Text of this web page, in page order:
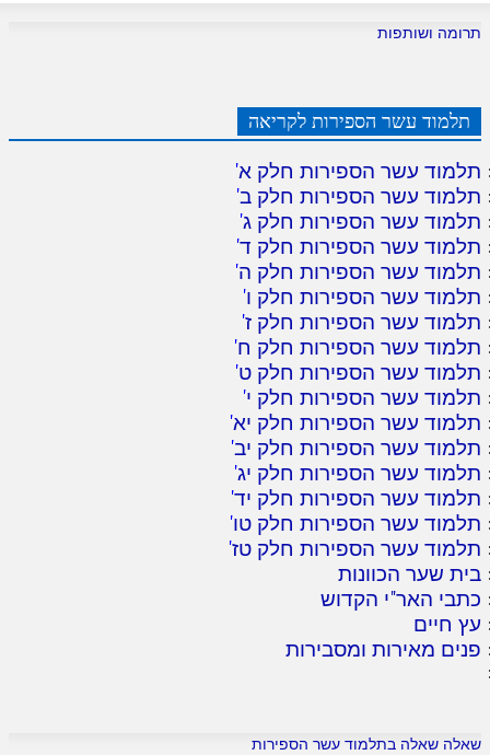
תרומה ושותפות
תלמוד עשר הספירות לקריאה
תלמוד עשר הספירות חלק א'
תלמוד עשר הספירות חלק ב'
תלמוד עשר הספירות חלק ג'
תלמוד עשר הספירות חלק ד'
תלמוד עשר הספירות חלק ה'
תלמוד עשר הספירות חלק ו'
תלמוד עשר הספירות חלק ז'
תלמוד עשר הספירות חלק ח'
תלמוד עשר הספירות חלק ט'
תלמוד עשר הספירות חלק י'
תלמוד עשר הספירות חלק יא'
תלמוד עשר הספירות חלק יב'
תלמוד עשר הספירות חלק יג'
תלמוד עשר הספירות חלק יד'
תלמוד עשר הספירות חלק טו'
תלמוד עשר הספירות חלק טז'
בית שער הכוונות
כתבי האר"י הקדוש
עץ חיים
פנים מאירות ומסבירות
שאלה שאלה בתלמוד עשר הספירות